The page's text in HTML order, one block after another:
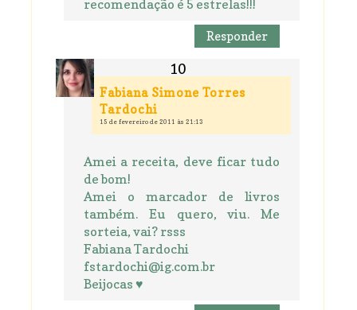
recomendação é 5 estrelas!!!
Responder
Fabiana Simone Torres
Tardochi
15 de fevereiro de 2011 às 21:13
Amei a receita, deve ficar tudo
de bom!
Amei o marcador de livros
também. Eu quero, viu. Me
sorteia, vai? rsss
Fabiana Tardochi
fstardochi@ig.com.br
Beijocas ♥